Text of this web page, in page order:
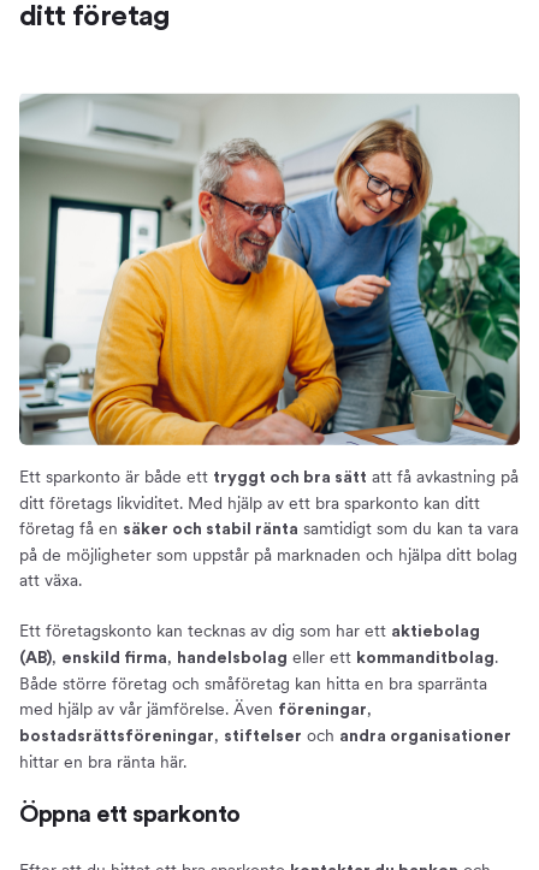
ditt företag
Ett sparkonto är både ett tryggt och bra sätt att få avkastning på
ditt företags likviditet. Med hjälp av ett bra sparkonto kan ditt
företag få en säker och stabil ränta samtidigt som du kan ta vara
på de möjligheter som uppstår på marknaden och hjälpa ditt bolag
att växa.
Ett företagskonto kan tecknas av dig som har ett aktiebolag
(AB), enskild firma, handelsbolag eller ett kommanditbolag.
Både större företag och småföretag kan hitta en bra sparränta
med hjälp av vår jämförelse. Även föreningar,
bostadsrättsföreningar, stiftelser och andra organisationer
hittar en bra ränta här.
Öppna ett sparkonto